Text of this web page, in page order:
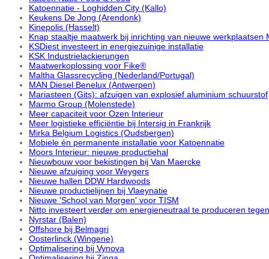
Katoennatie - Loghidden City (Kallo)
Keukens De Jong (Arendonk)
Kinepolis (Hasselt)
Knap staaltje maatwerk bij inrichting van nieuwe werkplaatsen
KSDiest investeert in energiezuinige installatie
KSK Industrielackierungen
Maatwerkoplossing voor Fike®
Maltha Glassrecycling (Nederland/Portugal)
MAN Diesel Benelux (Antwerpen)
Mariasteen (Gits): afzuigen van explosief aluminium schuurstof
Marmo Group (Molenstede)
Meer capaciteit voor Ozen Interieur
Meer logistieke efficiëntie bij Intersig in Frankrijk
Mirka Belgium Logistics (Oudsbergen)
Mobiele én permanente installatie voor Katoennatie
Moors Interieur: nieuwe productiehal
Nieuwbouw voor bekistingen bij Van Maercke
Nieuwe afzuiging voor Weygers
Nieuwe hallen DDW Hardwoods
Nieuwe productielijnen bij Vlaeynatie
Nieuwe 'School van Morgen' voor TISM
Nitto investeert verder om energieneutraal te produceren
Nyrstar (Balen)
Offshore bij Belmagri
Oosterlinck (Wingene)
Optimalisering bij Vynova